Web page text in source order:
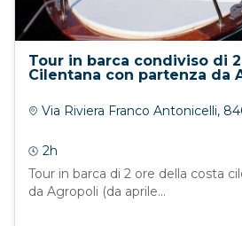
Tour in barca condiviso di
Cilentana con partenza da
Via Riviera Franco Antonicelli,
2h
Tour in barca di 2 ore della costa
da Agropoli (da aprile...